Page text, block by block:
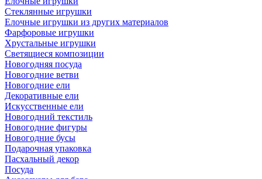
Стеклянные игрушки
Елочные игрушки из других материалов
Фарфоровые игрушки
Хрустальные игрушки
Светящиеся композиции
Новогодняя посуда
Новогодние ветви
Новогодние ели
Декоративные ели
Искусственные ели
Новогодний текстиль
Новогодние фигуры
Новогодние бусы
Подарочная упаковка
Пасхальный декор
Посуда